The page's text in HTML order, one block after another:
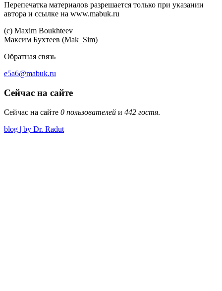
Перепечатка материалов разрешается только при указании
автора и ссылке на www.mabuk.ru
(c) Maхim Boukhteev
Максим Бухтеев (Mak_Sim)
Обратная связь
e5a6@mabuk.ru
Сейчас на сайте
Сейчас на сайте 0 пользователей и 442 гостя.
blog | by Dr. Radut